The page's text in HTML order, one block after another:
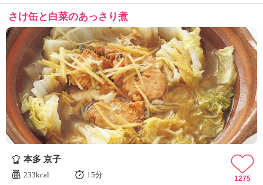
さけ缶と白菜のあっさり煮
本多 京子
233kcal
15分
1275